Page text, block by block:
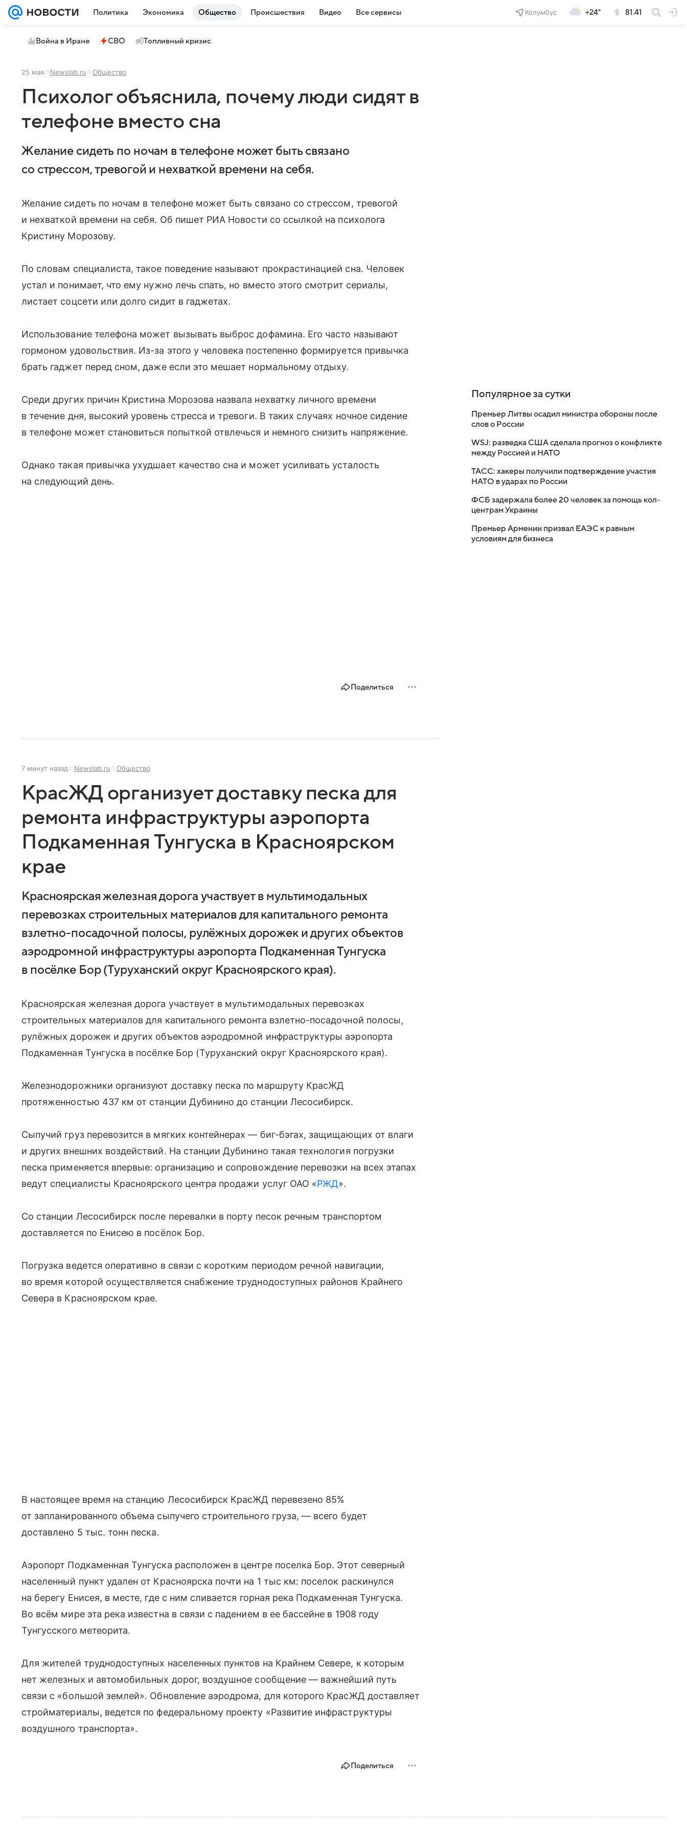
Политика Экономика Общество Происшествия Видео Все сервисы Колумбус +24° 81.41
Война в Иране СВО Топливный кризис
25 мая Newslab.ru Общество
Психолог объяснила, почему люди сидят в
телефоне вместо сна
Желание сидеть по ночам в телефоне может быть связано
со стрессом, тревогой и нехваткой времени на себя.
Желание сидеть по ночам в телефоне может быть связано со стрессом, тревогой
и нехваткой времени на себя. Об пишет РИА Новости со ссылкой на психолога
Кристину Морозову.
По словам специалиста, такое поведение называют прокрастинацией сна. Человек
устал и понимает, что ему нужно лечь спать, но вместо этого смотрит сериалы,
листает соцсети или долго сидит в гаджетах.
Использование телефона может вызывать выброс дофамина. Его часто называют
гормоном удовольствия. Из-за этого у человека постепенно формируется привычка
брать гаджет перед сном, даже если это мешает нормальному отдыху.
Среди других причин Кристина Морозова назвала нехватку личного времени
в течение дня, высокий уровень стресса и тревоги. В таких случаях ночное сидение
в телефоне может становиться попыткой отвлечься и немного снизить напряжение.
Однако такая привычка ухудшает качество сна и может усиливать усталость
на следующий день.
Поделиться
7 минут назад Newslab.ru Общество
КрасЖД организует доставку песка для
ремонта инфраструктуры аэропорта
Подкаменная Тунгуска в Красноярском
крае
Красноярская железная дорога участвует в мультимодальных
перевозках строительных материалов для капитального ремонта
взлетно-посадочной полосы, рулёжных дорожек и других объектов
аэродромной инфраструктуры аэропорта Подкаменная Тунгуска
в посёлке Бор (Туруханский округ Красноярского края).
Красноярская железная дорога участвует в мультимодальных перевозках
строительных материалов для капитального ремонта взлетно-посадочной полосы,
рулёжных дорожек и других объектов аэродромной инфраструктуры аэропорта
Подкаменная Тунгуска в посёлке Бор (Туруханский округ Красноярского края).
Железнодорожники организуют доставку песка по маршруту КрасЖД
протяженностью 437 км от станции Дубинино до станции Лесосибирск.
Сыпучий груз перевозится в мягких контейнерах — биг-бэгах, защищающих от влаги
и других внешних воздействий. На станции Дубинино такая технология погрузки
песка применяется впервые: организацию и сопровождение перевозки на всех этапах
ведут специалисты Красноярского центра продажи услуг ОАО «РЖД».
Со станции Лесосибирск после перевалки в порту песок речным транспортом
доставляется по Енисею в посёлок Бор.
Погрузка ведется оперативно в связи с коротким периодом речной навигации,
во время которой осуществляется снабжение труднодоступных районов Крайнего
Севера в Красноярском крае.
В настоящее время на станцию Лесосибирск КрасЖД перевезено 85%
от запланированного объема сыпучего строительного груза, — всего будет
доставлено 5 тыс. тонн песка.
Аэропорт Подкаменная Тунгуска расположен в центре поселка Бор. Этот северный
населенный пункт удален от Красноярска почти на 1 тыс км: поселок раскинулся
на берегу Енисея, в месте, где с ним сливается горная река Подкаменная Тунгуска.
Во всём мире эта река известна в связи с падением в ее бассейне в 1908 году
Тунгусского метеорита.
Для жителей труднодоступных населенных пунктов на Крайнем Севере, к которым
нет железных и автомобильных дорог, воздушное сообщение — важнейший путь
связи с «большой землей». Обновление аэродрома, для которого КрасЖД доставляет
стройматериалы, ведется по федеральному проекту «Развитие инфраструктуры
воздушного транспорта».
Поделиться
Популярное за сутки
Премьер Литвы осадил министра обороны после
слов о России
WSJ: разведка США сделала прогноз о конфликте
между Россией и НАТО
ТАСС: хакеры получили подтверждение участия
НАТО в ударах по России
ФСБ задержала более 20 человек за помощь кол-
центрам Украины
Премьер Армении призвал ЕАЭС к равным
условиям для бизнеса